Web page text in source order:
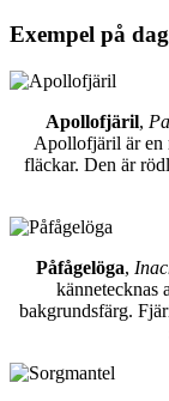
Exempel på
Apollofjäril,
Apollofjäril är en
fläckar. Den är
Påfågelöga,
kännetecknas
bakgrundsfärg.